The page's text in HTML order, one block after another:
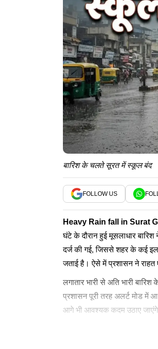
बारिश के चलते सूरत में स्कूल बंद
FOLLOW US
Heavy Rain fall in Surat
घंटे के दौरान हुई मूसलाधार
दर्ज की गई, जिससे शहर के कई
जताई है। ऐसे में प्रशासन ने राहत
लगातार भारी से अति भारी
प्रशासन पूरी तरह अलर्ट मोड में
आगे भी आवश्यक कदम उठाए